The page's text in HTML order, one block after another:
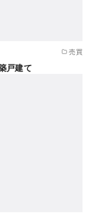
売買
戸建て